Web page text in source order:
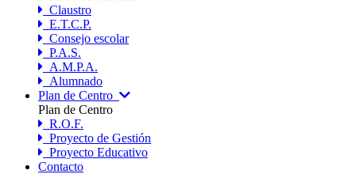
Claustro
E.T.C.P.
Consejo escolar
P.A.S.
A.M.P.A.
Alumnado
Plan de Centro
Plan de Centro
R.O.F.
Proyecto de Gestión
Proyecto Educativo
Contacto